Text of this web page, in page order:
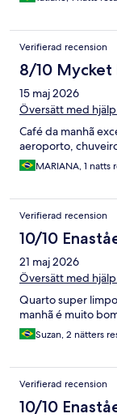
Verifierad recension
8/10 Mycket
15 maj 2026
Översätt med
Café da manhã
aeroporto,
MARIANA, 1 natts
Verifierad recension
10/10
21 maj 2026
Översätt med
Quarto super
manhã é muito
Suzan, 2 nätters
Verifierad recension
10/10